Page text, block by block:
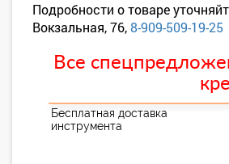
Подробности о товаре
Вокзальная, 76,8-909-509-19-25
Все
Бесплатная доставка
инструмента